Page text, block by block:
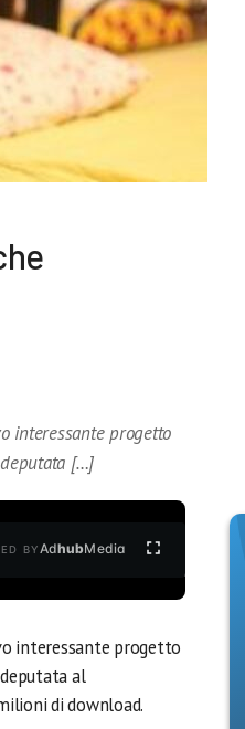
interessante progetto
[…]
BYAdhubMedia
interessante progetto
al
di download.